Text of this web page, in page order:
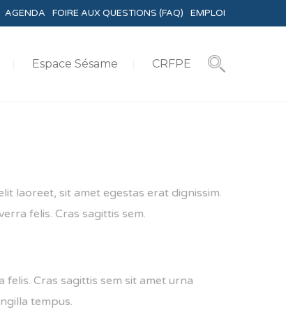
EMPLOI
FOIRE AUX QUESTIONS (FAQ)
AGENDA
Espace Sésame CRFPE
laoreet, sit amet egestas erat dignissim.
felis. Cras sagittis sem.
Cras sagittis sem sit amet urna
tempus.